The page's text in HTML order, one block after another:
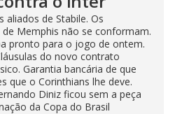
aliados de Stabile. Os
Memphis não se conformam.
pronto para o jogo de ontem.
do novo contrato
Garantia bancária de que
que o Corinthians lhe deve.
Diniz ficou sem a peça
da Copa do Brasil